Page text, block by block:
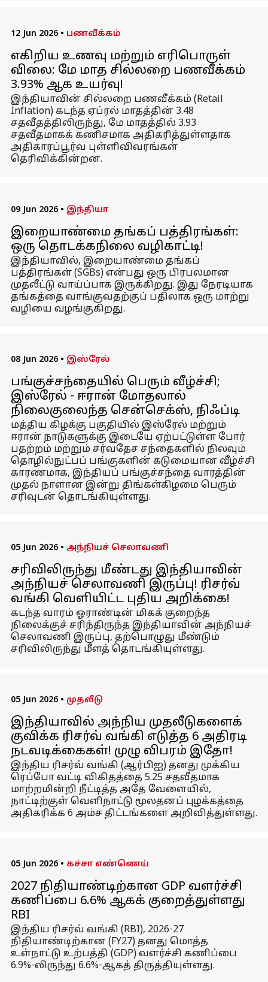
12 Jun 2026 • பணவீக்கம்
எகிறிய உணவு மற்றும் எரிபொருள்
விலை: மே மாத சில்லறை பணவீக்கம்
3.93% ஆக உயர்வு!
இந்தியாவின் சில்லறை பணவீக்கம் (Retail
Inflation) கடந்த ஏப்ரல் மாதத்தின் 3.48
சதவீதத்திலிருந்து, மே மாதத்தில் 3.93
சதவீதமாகக் கணிசமாக அதிகரித்துள்ளதாக
அதிகாரப்பூர்வ புள்ளிவிவரங்கள்
தெரிவிக்கின்றன.
09 Jun 2026 • இந்தியா
இறையாண்மை தங்கப் பத்திரங்கள்:
ஒரு தொடக்கநிலை வழிகாட்டி!
இந்தியாவில், இறையாண்மை தங்கப்
பத்திரங்கள் (SGBs) என்பது ஒரு பிரபலமான
முதலீட்டு வாய்ப்பாக இருக்கிறது. இது நேரடியாக
தங்கத்தை வாங்குவதற்குப் பதிலாக ஒரு மாற்று
வழியை வழங்குகிறது.
08 Jun 2026 • இஸ்ரேல்
பங்குச்சந்தையில் பெரும் வீழ்ச்சி;
இஸ்ரேல் - ஈரான் மோதலால்
நிலைகுலைந்த சென்செக்ஸ், நிஃப்டி
மத்திய கிழக்கு பகுதியில் இஸ்ரேல் மற்றும்
ஈரான் நாடுகளுக்கு இடையே ஏற்பட்டுள்ள போர்
பதற்றம் மற்றும் சர்வதேச சந்தைகளில் நிலவும்
தொழில்நுட்பப் பங்குகளின் கடுமையான வீழ்ச்சி
காரணமாக, இந்தியப் பங்குச்சந்தை வாரத்தின்
முதல் நாளான இன்று திங்கள்கிழமை பெரும்
சரிவுடன் தொடங்கியுள்ளது.
05 Jun 2026 • அந்நியச் செலாவணி
சரிவிலிருந்து மீண்டது இந்தியாவின்
அந்நியச் செலாவணி இருப்பு! ரிசர்வ்
வங்கி வெளியிட்ட புதிய அறிக்கை!
கடந்த வாரம் ஓராண்டின் மிகக் குறைந்த
நிலைக்குச் சரிந்திருந்த இந்தியாவின் அந்நியச்
செலாவணி இருப்பு, தற்பொழுது மீண்டும்
சரிவிலிருந்து மீளத் தொடங்கியுள்ளது.
05 Jun 2026 • முதலீடு
இந்தியாவில் அந்நிய முதலீடுகளைக்
குவிக்க ரிசர்வ் வங்கி எடுத்த 6 அதிரடி
நடவடிக்கைகள்! முழு விபரம் இதோ!
இந்திய ரிசர்வ் வங்கி (ஆர்பிஐ) தனது முக்கிய
ரெப்போ வட்டி விகிதத்தை 5.25 சதவீதமாக
மாற்றமின்றி நீட்டித்த அதே வேளையில்,
நாட்டிற்குள் வெளிநாட்டு மூலதனப் புழக்கத்தை
அதிகரிக்க 6 அம்ச திட்டங்களை அறிவித்துள்ளது.
05 Jun 2026 • கச்சா எண்ணெய்
2027 நிதியாண்டிற்கான GDP வளர்ச்சி
கணிப்பை 6.6% ஆகக் குறைத்துள்ளது
RBI
இந்திய ரிசர்வ் வங்கி (RBI), 2026-27
நிதியாண்டிற்கான (FY27) தனது மொத்த
உள்நாட்டு உற்பத்தி (GDP) வளர்ச்சி கணிப்பை
6.9%-லிருந்து 6.6%-ஆகத் திருத்தியுள்ளது.